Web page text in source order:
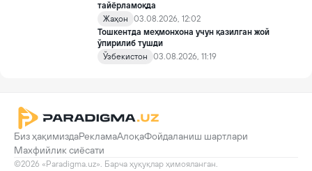
тайёрламоқда
Жаҳон
03.08.2026, 12:02
Тошкентда меҳмонхона учун қазилган жой
ўпирилиб тушди
Ўзбекистон
03.08.2026, 11:19
Биз ҳақимиздаРекламаАлоқаФойдаланиш шартлари
Махфийлик сиёсати
©2026 «Paradigma.uz». Барча ҳуқуқлар ҳимояланган.